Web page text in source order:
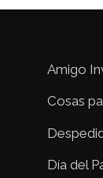
Amigo
Cosas
Día del